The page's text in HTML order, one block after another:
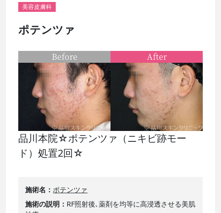
美容皮膚科
ポテンツァ
品川本院☆ポテンツァ（ニキビ跡モー
ド）処置2回☆
施術名
ポテンツァ
施術の説明
RF照射後､薬剤を均等に高浸透させる美肌
Before After